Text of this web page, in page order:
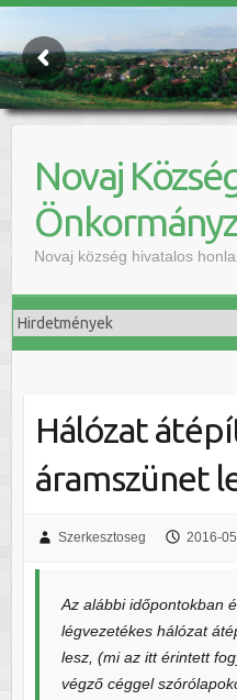
Novaj
Novaj község hivatalos
Hálózat
áramszünet
Szerkesztoseg 2016-
Az alábbi időpontokban
légvezetékes hálózat
lesz, (mi az itt érintett
végző céggel